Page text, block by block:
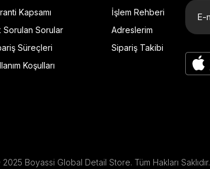
Kapsamı
Sorulan Sorular
Süreçleri
Koşulları
İşlem Rehberi
Adreslerim
Sipariş Takibi
Boyassi Global Detail Store. Tüm Hakları Saklıdır.